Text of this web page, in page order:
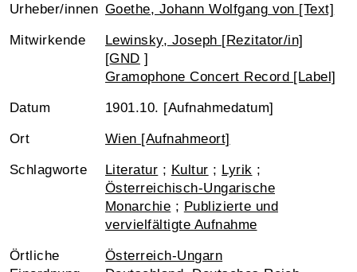
Urheber/innen Goethe, Johann Wolfgang von [Text]
Mitwirkende
Lewinsky, Joseph [Rezitator/in]
[GND ]
Gramophone Concert Record [Label]
Datum 1901.10. [Aufnahmedatum]
Ort Wien [Aufnahmeort]
Schlagworte Literatur ; Kultur ; Lyrik ;
Österreichisch-Ungarische
Monarchie ; Publizierte und
vervielfältigte Aufnahme
Örtliche
Österreich-Ungarn